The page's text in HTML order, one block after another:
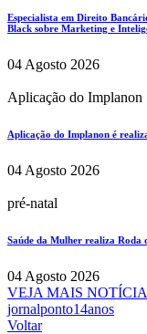
Especialista em Direito
Black sobre Marketing e
04 Agosto 2026
Aplicação do Implanon
Aplicação do Implanon é
04 Agosto 2026
pré-natal
Saúde da Mulher realiza Roda
04 Agosto 2026
VEJA MAIS
jornalponto14anos
Voltar